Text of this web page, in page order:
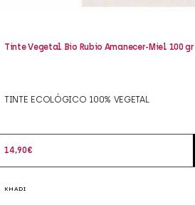
Tinte Vegetal Bio Rubio Amanecer-Miel 100 gr
TINTE ECOLÓGICO 100% VEGETAL
14,90€
KHADI